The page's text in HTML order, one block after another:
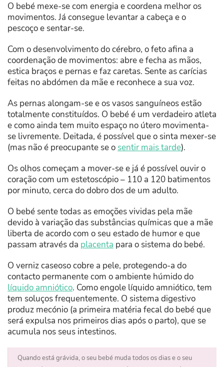
O bebé mexe-se com energia e coordena melhor os
movimentos. Já consegue levantar a cabeça e o
pescoço e sentar-se.
Com o desenvolvimento do cérebro, o feto afina a
coordenação de movimentos: abre e fecha as mãos,
estica braços e pernas e faz caretas. Sente as carícias
feitas no abdómen da mãe e reconhece a sua voz.
As pernas alongam-se e os vasos sanguíneos estão
totalmente constituídos. O bebé é um verdadeiro atleta
e como ainda tem muito espaço no útero movimenta-
se livremente. Deitada, é possível que o sinta mexer-se
(mas não é preocupante se o sentir mais tarde).
Os olhos começam a mover-se e já é possível ouvir o
coração com um estetoscópio – 110 a 120 batimentos
por minuto, cerca do dobro dos de um adulto.
O bebé sente todas as emoções vividas pela mãe
devido à variação das substâncias químicas que a mãe
liberta de acordo com o seu estado de humor e que
passam através da placenta para o sistema do bebé.
O verniz caseoso cobre a pele, protegendo-a do
contacto permanente com o ambiente húmido do
líquido amniótico. Como engole líquido amniótico, tem
tem soluços frequentemente. O sistema digestivo
produz mecónio (a primeira matéria fecal do bebé que
será expulsa nos primeiros dias após o parto), que se
acumula nos seus intestinos.
Quando está grávida, o seu bebé muda todos os dias e o seu